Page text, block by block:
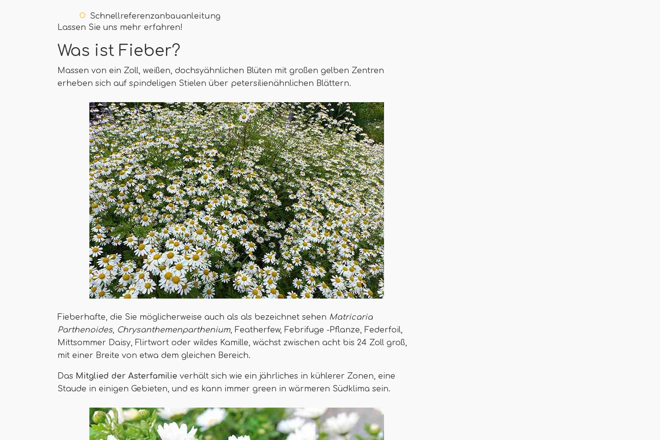
Schnellreferenzanbauanleitung
Lassen Sie uns mehr erfahren!
Was ist Fieber?
Massen von ein Zoll, weißen, dochsyähnlichen Blüten mit großen gelben Zentren
erheben sich auf spindeligen Stielen über petersilienähnlichen Blättern.
Fieberhafte, die Sie möglicherweise auch als als bezeichnet sehen Matricaria
Parthenoides, Chrysanthemenparthenium, Featherfew, Febrifuge -Pflanze, Federfoil,
Mittsommer Daisy, Flirtwort oder wildes Kamille, wächst zwischen acht bis 24 Zoll groß,
mit einer Breite von etwa dem gleichen Bereich.
Das Mitglied der Asterfamilie verhält sich wie ein jährliches in kühlerer Zonen, eine
Staude in einigen Gebieten, und es kann immer green in wärmeren Südklima sein.